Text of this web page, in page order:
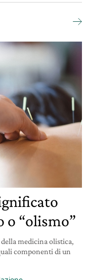
o “olismo”
della medicina olistica,
componenti di un